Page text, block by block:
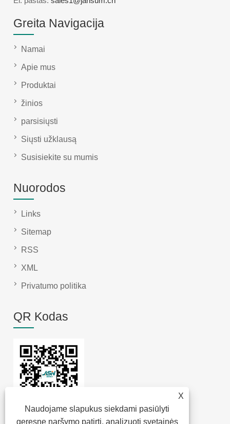
X
Naudojame slapukus siekdami pasiūlyti
geresnę naršymo patirtį, analizuoti svetainės
Greita Navigacija
Namai
Apie mus
Produktai
žinios
parsisiųsti
Siųsti užklausą
Susisiekite su mumis
Nuorodos
Links
Sitemap
RSS
XML
Privatumo politika
QR Kodas